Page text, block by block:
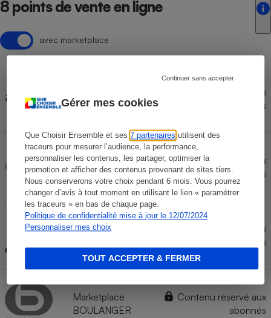
Gérer mes cookies
Que Choisir Ensemble et ses7 partenaires utilisent des
traceurs pour mesurer l’audience, la performance,
personnaliser les contenus, les partager, optimiser la
promotion et afficher des contenus provenant de sites tiers.
Nous conserverons votre choix pendant 6 mois. Vous pourrez
changer d’avis à tout moment en utilisant le lien « paramétrer
les traceurs » en bas de chaque page.
Politique de confidentialité mise à jour le 12/07/2024
Personnaliser mes choix
Continuer sans accepter
TOUT ACCEPTER & FERMER
8 points de vente en ligne
avec marketplace
AMAZON
Contenu réservé aux
abonnés
Marketplace
CDISCOUNT
Contenu réservé aux
abonnés
Marketplace
Contenu réservé aux
abonnés
Marketplace
BOULANGER
Contenu réservé aux
abonnés